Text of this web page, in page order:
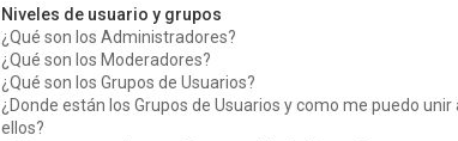
Niveles de usuario y grupos
¿Qué son los Administradores?
¿Qué son los Moderadores?
¿Qué son los Grupos de Usuarios?
¿Donde están los Grupos de Usuarios y como me puedo unir
ellos?